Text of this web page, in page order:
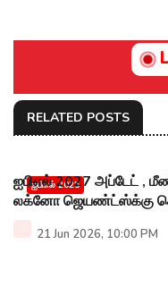
RELATED POSTS
ஐபிஎல் 2025
ஐபிஎல் 2027 அப்டேட் ,
லக்னோ ஜெயண்ட்ஸ்க்கு
21 Jun 2026, 10:00 PM